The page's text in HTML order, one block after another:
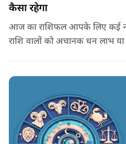
कैसा रहेगा
आज का राशिफल आपके लिए कई
राशि वालों को अचानक धन लाभ
सकता है.